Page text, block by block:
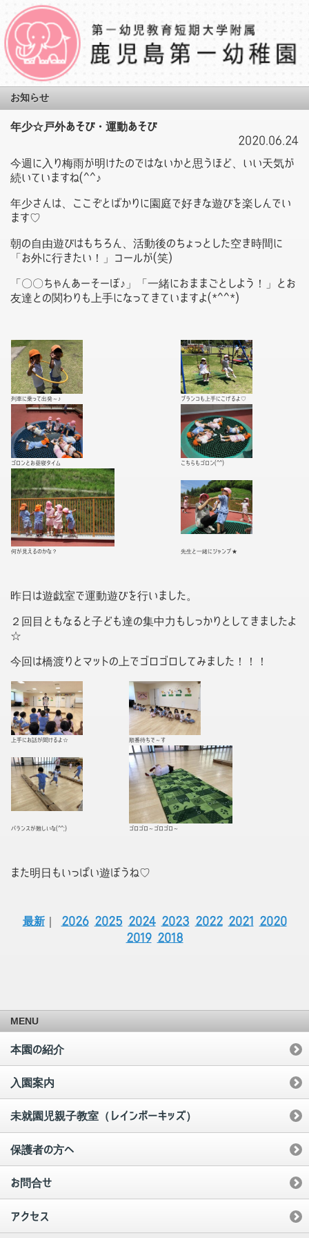
お知らせ
年少☆戸外あそび・運動あそび
2020.06.24
今週に入り梅雨が明けたのではないかと思うほど、いい天気が
続いていますね(^^♪
年少さんは、ここぞとばかりに園庭で好きな遊びを楽しんでい
ます♡
朝の自由遊びはもちろん、活動後のちょっとした空き時間に
「お外に行きたい！」コールが(笑)
「〇〇ちゃんあーそーぼ♪」「一緒におままごとしよう！」とお
友達との関わりも上手になってきていますよ(*^^*)
列車に乗って出発～♪ ブランコも上手にこげるよ♡
ゴロンとお昼寝タイム こちらもゴロン(^^)
何が見えるのかな？ 先生と一緒にジャンプ★
昨日は遊戯室で運動遊びを行いました。
２回目ともなると子ども達の集中力もしっかりとしてきましたよ
☆
今回は橋渡りとマットの上でゴロゴロしてみました！！！
上手にお話が聞けるよ☆ 順番待ちで～す
バランスが難しいな(^^;) ゴロゴロ～ゴロゴロ～
また明日もいっぱい遊ぼうね♡
最新｜ 2026 2025 2024 2023 2022 2021
2020
2019 2018
MENU
本園の紹介
入園案内
未就園児親子教室（レインボーキッズ）
保護者の方へ
お問合せ
アクセス